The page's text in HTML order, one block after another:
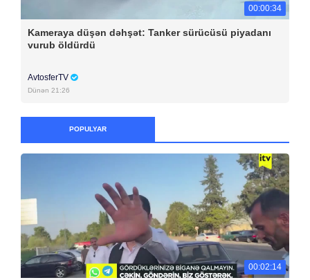
00:00:34
Kameraya düşən dəhşət: Tanker sürücüsü piyadanı
vurub öldürdü
AvtosferTV
Dünən 21:26
POPULYAR
00:02:14